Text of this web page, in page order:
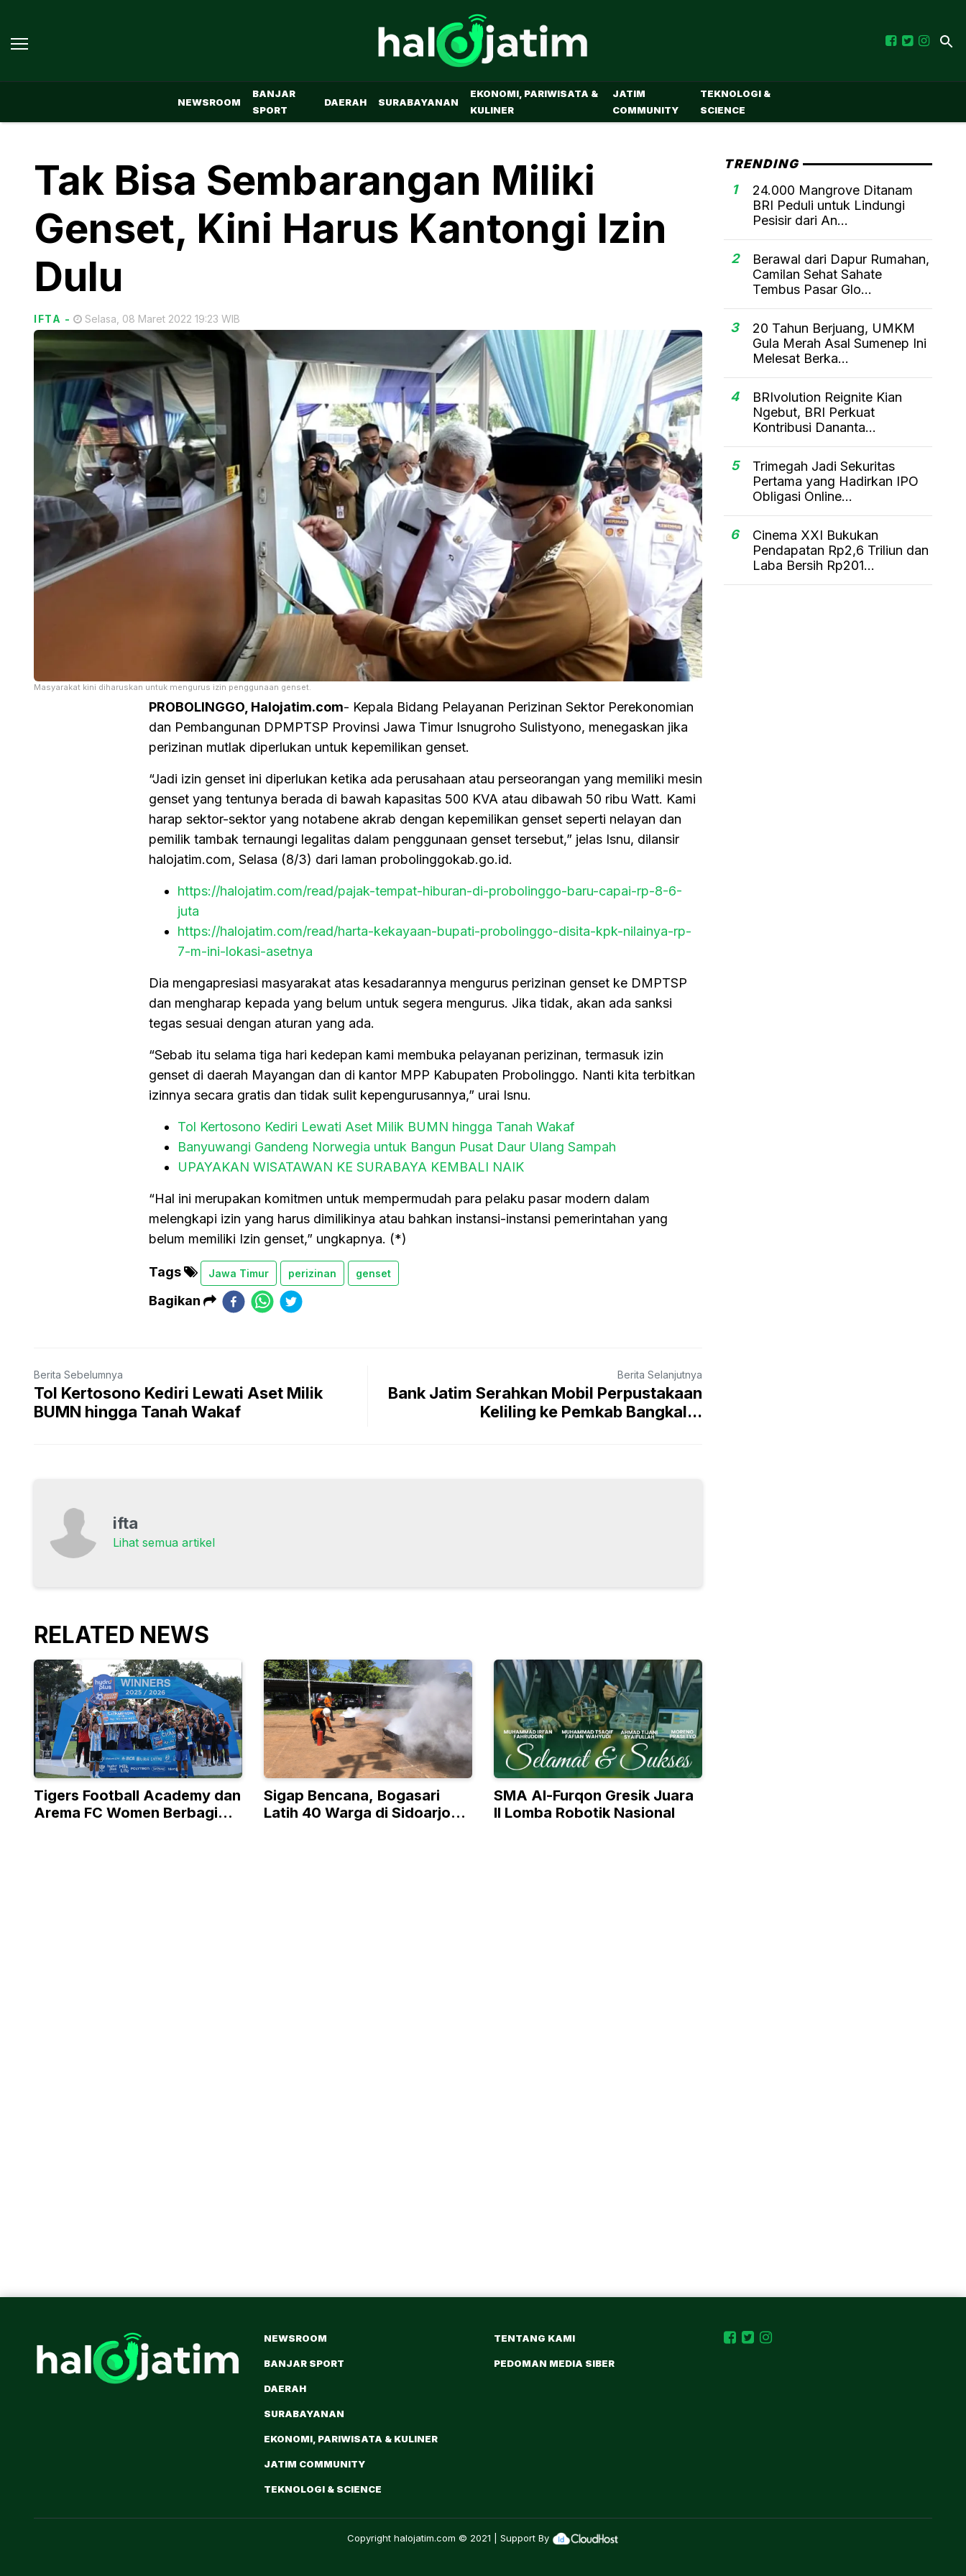
NEWSROOM
BANJAR
SPORT
DAERAH SURABAYANAN
EKONOMI, PARIWISATA &
KULINER
JATIM
COMMUNITY
TEKNOLOGI &
SCIENCE
Tak Bisa Sembarangan Miliki
Genset, Kini Harus Kantongi Izin
Dulu
IFTA - Selasa, 08 Maret 2022 19:23 WIB
Masyarakat kini diharuskan untuk mengurus izin penggunaan genset.
PROBOLINGGO, Halojatim.com- Kepala Bidang Pelayanan Perizinan Sektor Perekonomian
dan Pembangunan DPMPTSP Provinsi Jawa Timur Isnugroho Sulistyono, menegaskan jika
perizinan mutlak diperlukan untuk kepemilikan genset.
“Jadi izin genset ini diperlukan ketika ada perusahaan atau perseorangan yang memiliki mesin
genset yang tentunya berada di bawah kapasitas 500 KVA atau dibawah 50 ribu Watt. Kami
harap sektor-sektor yang notabene akrab dengan kepemilikan genset seperti nelayan dan
pemilik tambak ternaungi legalitas dalam penggunaan genset tersebut,” jelas Isnu, dilansir
halojatim.com, Selasa (8/3) dari laman probolinggokab.go.id.
https://halojatim.com/read/pajak-tempat-hiburan-di-probolinggo-baru-capai-rp-8-6-
juta
https://halojatim.com/read/harta-kekayaan-bupati-probolinggo-disita-kpk-nilainya-rp-
7-m-ini-lokasi-asetnya
Dia mengapresiasi masyarakat atas kesadarannya mengurus perizinan genset ke DMPTSP
dan mengharap kepada yang belum untuk segera mengurus. Jika tidak, akan ada sanksi
tegas sesuai dengan aturan yang ada.
“Sebab itu selama tiga hari kedepan kami membuka pelayanan perizinan, termasuk izin
genset di daerah Mayangan dan di kantor MPP Kabupaten Probolinggo. Nanti kita terbitkan
izinnya secara gratis dan tidak sulit kepengurusannya,” urai Isnu.
Tol Kertosono Kediri Lewati Aset Milik BUMN hingga Tanah Wakaf
Banyuwangi Gandeng Norwegia untuk Bangun Pusat Daur Ulang Sampah
UPAYAKAN WISATAWAN KE SURABAYA KEMBALI NAIK
“Hal ini merupakan komitmen untuk mempermudah para pelaku pasar modern dalam
melengkapi izin yang harus dimilikinya atau bahkan instansi-instansi pemerintahan yang
belum memiliki Izin genset,” ungkapnya. (*)
Tags Jawa Timur perizinan genset
Bagikan
Berita Sebelumnya
Tol Kertosono Kediri Lewati Aset Milik
BUMN hingga Tanah Wakaf
Berita Selanjutnya
Bank Jatim Serahkan Mobil Perpustakaan
Keliling ke Pemkab Bangkal...
ifta
Lihat semua artikel
RELATED NEWS
Tigers Football Academy dan
Arema FC Women Berbagi
Sigap Bencana, Bogasari
Latih 40 Warga di Sidoarjo
SMA Al-Furqon Gresik Juara
II Lomba Robotik Nasional
TRENDING
1
24.000 Mangrove Ditanam
BRI Peduli untuk Lindungi
Pesisir dari An...
2
Berawal dari Dapur Rumahan,
Camilan Sehat Sahate
Tembus Pasar Glo...
3
20 Tahun Berjuang, UMKM
Gula Merah Asal Sumenep Ini
Melesat Berka...
4
BRIvolution Reignite Kian
Ngebut, BRI Perkuat
Kontribusi Dananta...
5
Trimegah Jadi Sekuritas
Pertama yang Hadirkan IPO
Obligasi Online...
6
Cinema XXI Bukukan
Pendapatan Rp2,6 Triliun dan
Laba Bersih Rp201...
NEWSROOM
BANJAR SPORT
DAERAH
SURABAYANAN
EKONOMI, PARIWISATA & KULINER
JATIM COMMUNITY
TEKNOLOGI & SCIENCE
TENTANG KAMI
PEDOMAN MEDIA SIBER
Copyright halojatim.com © 2021 | Support By